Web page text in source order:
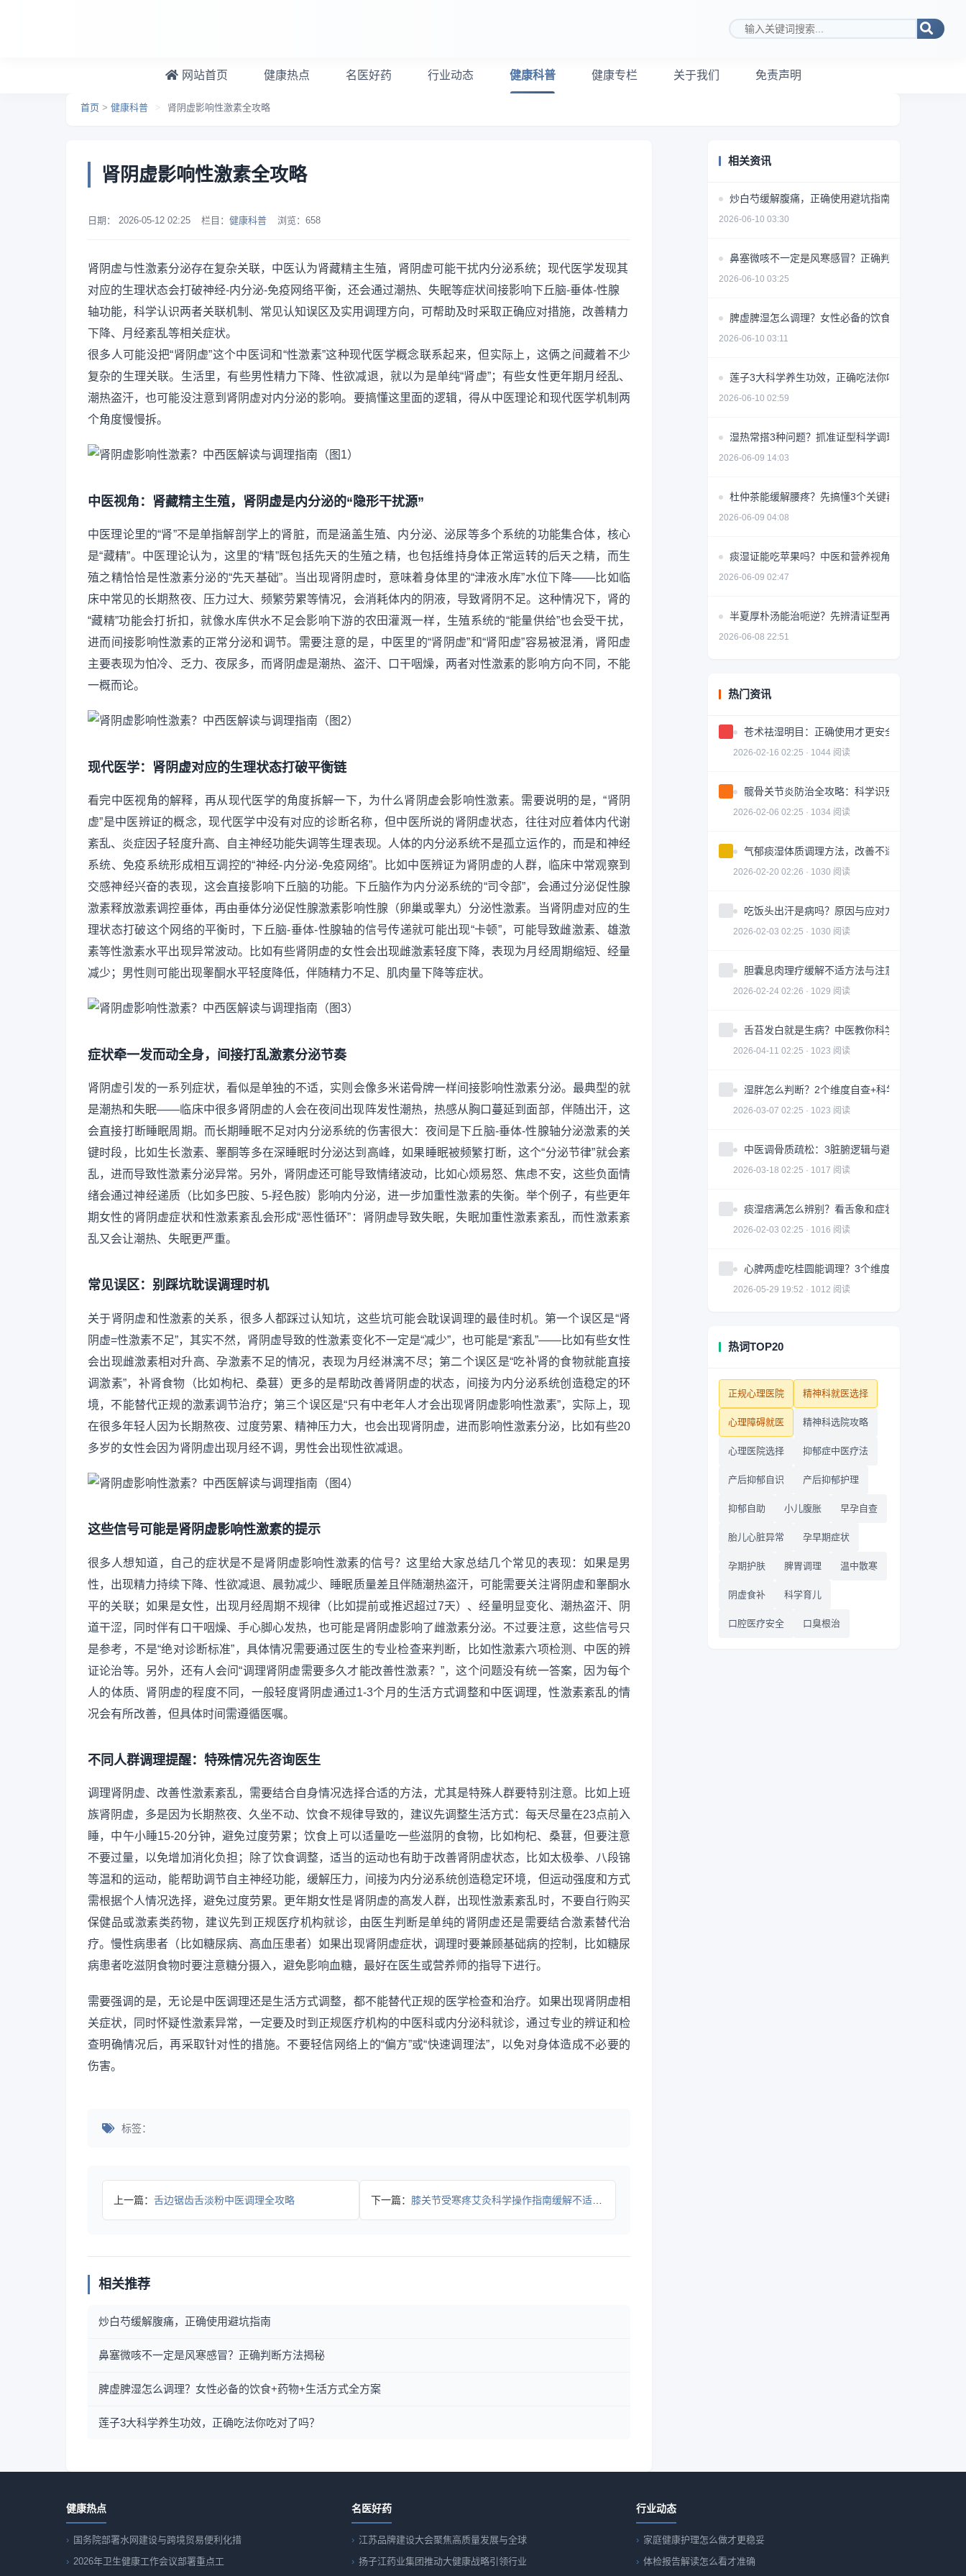
搜索关键词
网站首页 健康热点 名医好药 行业动态 健康科普 健康专栏 关于我们 免责声明
首页 > 健康科普 > 肾阴虚影响性激素全攻略
肾阴虚影响性激素全攻略
日期： 2026-05-12 02:25 栏目： 健康科普 浏览： 658
肾阴虚与性激素分泌存在复杂关联，中医认为肾藏精主生殖，肾阴虚可能干扰内分泌系统；现代医学发现其
对应的生理状态会打破神经-内分泌-免疫网络平衡，还会通过潮热、失眠等症状间接影响下丘脑-垂体-性腺
轴功能，科学认识两者关联机制、常见认知误区及实用调理方向，可帮助及时采取正确应对措施，改善精力
下降、月经紊乱等相关症状。
很多人可能没把“肾阴虚”这个中医词和“性激素”这种现代医学概念联系起来，但实际上，这俩之间藏着不少
复杂的生理关联。生活里，有些男性精力下降、性欲减退，就以为是单纯“肾虚”；有些女性更年期月经乱、
潮热盗汗，也可能没注意到肾阴虚对内分泌的影响。要搞懂这里面的逻辑，得从中医理论和现代医学机制两
个角度慢慢拆。
中医视角：肾藏精主生殖，肾阴虚是内分泌的“隐形干扰源”
中医理论里的“肾”不是单指解剖学上的肾脏，而是涵盖生殖、内分泌、泌尿等多个系统的功能集合体，核心
是“藏精”。中医理论认为，这里的“精”既包括先天的生殖之精，也包括维持身体正常运转的后天之精，而生
殖之精恰恰是性激素分泌的“先天基础”。当出现肾阴虚时，意味着身体里的“津液水库”水位下降——比如临
床中常见的长期熬夜、压力过大、频繁劳累等情况，会消耗体内的阴液，导致肾阴不足。这种情况下，肾的
“藏精”功能会打折扣，就像水库供水不足会影响下游的农田灌溉一样，生殖系统的“能量供给”也会受干扰，
进而间接影响性激素的正常分泌和调节。需要注意的是，中医里的“肾阴虚”和“肾阳虚”容易被混淆，肾阳虚
主要表现为怕冷、乏力、夜尿多，而肾阴虚是潮热、盗汗、口干咽燥，两者对性激素的影响方向不同，不能
一概而论。
现代医学：肾阴虚对应的生理状态打破平衡链
看完中医视角的解释，再从现代医学的角度拆解一下，为什么肾阴虚会影响性激素。需要说明的是，“肾阴
虚”是中医辨证的概念，现代医学中没有对应的诊断名称，但中医所说的肾阴虚状态，往往对应着体内代谢
紊乱、炎症因子轻度升高、自主神经功能失调等生理表现。人体的内分泌系统不是孤立运作的，而是和神经
系统、免疫系统形成相互调控的“神经-内分泌-免疫网络”。比如中医辨证为肾阴虚的人群，临床中常观察到
交感神经兴奋的表现，这会直接影响下丘脑的功能。下丘脑作为内分泌系统的“司令部”，会通过分泌促性腺
激素释放激素调控垂体，再由垂体分泌促性腺激素影响性腺（卵巢或睾丸）分泌性激素。当肾阴虚对应的生
理状态打破这个网络的平衡时，下丘脑-垂体-性腺轴的信号传递就可能出现“卡顿”，可能导致雌激素、雄激
素等性激素水平出现异常波动。比如有些肾阴虚的女性会出现雌激素轻度下降，表现为月经周期缩短、经量
减少；男性则可能出现睾酮水平轻度降低，伴随精力不足、肌肉量下降等症状。
症状牵一发而动全身，间接打乱激素分泌节奏
肾阴虚引发的一系列症状，看似是单独的不适，实则会像多米诺骨牌一样间接影响性激素分泌。最典型的就
是潮热和失眠——临床中很多肾阴虚的人会在夜间出现阵发性潮热，热感从胸口蔓延到面部，伴随出汗，这
会直接打断睡眠周期。而长期睡眠不足对内分泌系统的伤害很大：夜间是下丘脑-垂体-性腺轴分泌激素的关
键时段，比如生长激素、睾酮等多在深睡眠时分泌达到高峰，如果睡眠被频繁打断，这个“分泌节律”就会紊
乱，进而导致性激素分泌异常。另外，肾阴虚还可能导致情绪波动，比如心烦易怒、焦虑不安，这些负面情
绪会通过神经递质（比如多巴胺、5-羟色胺）影响内分泌，进一步加重性激素的失衡。举个例子，有些更年
期女性的肾阴虚症状和性激素紊乱会形成“恶性循环”：肾阴虚导致失眠，失眠加重性激素紊乱，而性激素紊
乱又会让潮热、失眠更严重。
常见误区：别踩坑耽误调理时机
关于肾阴虚和性激素的关系，很多人都踩过认知坑，这些坑可能会耽误调理的最佳时机。第一个误区是“肾
阴虚=性激素不足”，其实不然，肾阴虚导致的性激素变化不一定是“减少”，也可能是“紊乱”——比如有些女性
会出现雌激素相对升高、孕激素不足的情况，表现为月经淋漓不尽；第二个误区是“吃补肾的食物就能直接
调激素”，补肾食物（比如枸杞、桑葚）更多的是帮助改善肾阴虚的状态，间接为内分泌系统创造稳定的环
境，不能替代正规的激素调节治疗；第三个误区是“只有中老年人才会出现肾阴虚影响性激素”，实际上，现
在很多年轻人因为长期熬夜、过度劳累、精神压力大，也会出现肾阴虚，进而影响性激素分泌，比如有些20
多岁的女性会因为肾阴虚出现月经不调，男性会出现性欲减退。
这些信号可能是肾阴虚影响性激素的提示
很多人想知道，自己的症状是不是肾阴虚影响性激素的信号？这里给大家总结几个常见的表现：如果是男
性，出现精力持续下降、性欲减退、晨勃减少、睡眠质量差且伴随潮热盗汗，可能需要关注肾阴虚和睾酮水
平的关联；如果是女性，出现月经周期不规律（比如提前或推迟超过7天）、经量明显变化、潮热盗汗、阴
道干涩，同时伴有口干咽燥、手心脚心发热，也可能是肾阴虚影响了雌激素分泌。不过要注意，这些信号只
是参考，不是“绝对诊断标准”，具体情况需要通过医生的专业检查来判断，比如性激素六项检测、中医的辨
证论治等。另外，还有人会问“调理肾阴虚需要多久才能改善性激素？”，这个问题没有统一答案，因为每个
人的体质、肾阴虚的程度不同，一般轻度肾阴虚通过1-3个月的生活方式调整和中医调理，性激素紊乱的情
况会有所改善，但具体时间需遵循医嘱。
不同人群调理提醒：特殊情况先咨询医生
调理肾阴虚、改善性激素紊乱，需要结合自身情况选择合适的方法，尤其是特殊人群要特别注意。比如上班
族肾阴虚，多是因为长期熬夜、久坐不动、饮食不规律导致的，建议先调整生活方式：每天尽量在23点前入
睡，中午小睡15-20分钟，避免过度劳累；饮食上可以适量吃一些滋阴的食物，比如枸杞、桑葚，但要注意
不要过量，以免增加消化负担；除了饮食调整，适当的运动也有助于改善肾阴虚状态，比如太极拳、八段锦
等温和的运动，能帮助调节自主神经功能，缓解压力，间接为内分泌系统创造稳定环境，但运动强度和方式
需根据个人情况选择，避免过度劳累。更年期女性是肾阴虚的高发人群，出现性激素紊乱时，不要自行购买
保健品或激素类药物，建议先到正规医疗机构就诊，由医生判断是单纯的肾阴虚还是需要结合激素替代治
疗。慢性病患者（比如糖尿病、高血压患者）如果出现肾阴虚症状，调理时要兼顾基础病的控制，比如糖尿
病患者吃滋阴食物时要注意糖分摄入，避免影响血糖，最好在医生或营养师的指导下进行。
需要强调的是，无论是中医调理还是生活方式调整，都不能替代正规的医学检查和治疗。如果出现肾阴虚相
关症状，同时怀疑性激素异常，一定要及时到正规医疗机构的中医科或内分泌科就诊，通过专业的辨证和检
查明确情况后，再采取针对性的措施。不要轻信网络上的“偏方”或“快速调理法”，以免对身体造成不必要的
伤害。
标签：
上一篇： 舌边锯齿舌淡粉中医调理全攻略 下一篇： 膝关节受寒疼艾灸科学操作指南缓解不适避坑技巧全攻略
相关推荐
炒白芍缓解腹痛，正确使用避坑指南
鼻塞微咳不一定是风寒感冒？正确判断方法揭秘
脾虚脾湿怎么调理？女性必备的饮食+药物+生活方式全方案
莲子3大科学养生功效，正确吃法你吃对了吗？
相关资讯
炒白芍缓解腹痛，正确使用避坑指南
2026-06-10 03:30
鼻塞微咳不一定是风寒感冒？正确判断方法揭秘
2026-06-10 03:25
脾虚脾湿怎么调理？女性必备的饮食+药物+生活方式
2026-06-10 03:11
莲子3大科学养生功效，正确吃法你吃对了吗？
2026-06-10 02:59
湿热常搭3种问题？抓准证型科学调理少走弯路
2026-06-09 14:03
杜仲茶能缓解腰疼？先搞懂3个关键再喝
2026-06-09 04:08
痰湿证能吃苹果吗？中医和营养视角详解
2026-06-09 02:47
半夏厚朴汤能治呃逆？先辨清证型再用
2026-06-08 22:51
热门资讯
苍术祛湿明目：正确使用才更安全有效
2026-02-16 02:25 · 1044 阅读
髋骨关节炎防治全攻略：科学识别与有效治疗
2026-02-06 02:25 · 1034 阅读
气郁痰湿体质调理方法，改善不适症状
2026-02-20 02:26 · 1030 阅读
吃饭头出汗是病吗？原因与应对方法
2026-02-03 02:25 · 1030 阅读
胆囊息肉理疗缓解不适方法与注意事项
2026-02-24 02:26 · 1029 阅读
舌苔发白就是生病？中医教你科学判断与调理全
2026-04-11 02:25 · 1023 阅读
湿胖怎么判断？2个维度自查+科学调理指南
2026-03-07 02:25 · 1023 阅读
中医调骨质疏松：3脏腑逻辑与避坑指南｜科学护
2026-03-18 02:25 · 1017 阅读
痰湿痞满怎么辨别？看舌象和症状
2026-02-03 02:25 · 1016 阅读
心脾两虚吃桂圆能调理？3个维度帮你科学改善
2026-05-29 19:52 · 1012 阅读
热词TOP20
正规心理医院 精神科就医选择
心理障碍就医 精神科选院攻略
心理医院选择 抑郁症中医疗法
产后抑郁自识 产后抑郁护理
抑郁自助 小儿腹胀 早孕自查
胎儿心脏异常 孕早期症状
孕期护肤 脾胃调理 温中散寒
阴虚食补 科学育儿
口腔医疗安全 口臭根治
健康热点
国务院部署水网建设与跨境贸易便利化措
2026年卫生健康工作会议部署重点工
名医好药
江苏品牌建设大会聚焦高质量发展与全球
扬子江药业集团推动大健康战略引领行业
行业动态
家庭健康护理怎么做才更稳妥
体检报告解读怎么看才准确